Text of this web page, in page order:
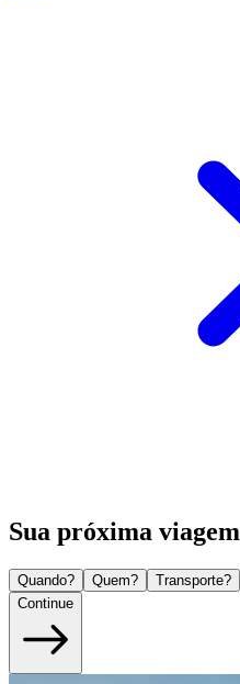
Sua próxima viagem
Quando? Quem?
Transporte?
Continue